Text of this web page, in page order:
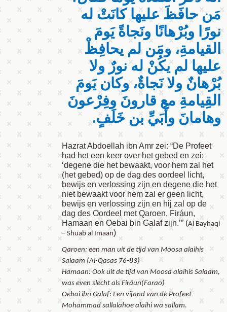
مَن حافَظَ عليها كانَتْ له
نورًا وبُرْهانًا ونَجاةً يَومَ
القيامةِ، ومَن لم يحافِظْ
عليها لم يكُنْ له نورٌ ولا
بُرْهانٌ ولا نَجاةٌ، وكان يَومَ
القِيامةِ مع قارونَ وفِرْعونَ
وهامانَ وأُبَيِّ بن خَلَفٍ.
Hazrat Abdoellah ibn Amr zei: “De Profeet
had het een keer over het gebed en zei:
‘degene die het bewaakt, voor hem zal het
(het gebed) op de dag des oordeel licht,
bewijs en verlossing zijn en degene die het
niet bewaakt voor hem zal er geen licht,
bewijs en verlossing zijn en hij zal op de
dag des Oordeel met Qaroen, Firáun,
Hamaan en Oebai bin Galaf zijn.’” (Al Bayhaqi
– Shuab al Imaan)
Qaroen: een man uit de tijd van Moosa alaihis
Salaam (Al-Qasas 76-83)
Hamaan: Ook uit de tijd van Moosa alaihis Salaam,
was even slecht als Firáun(Farao)
Oebai ibn Galaf: Een vijand van de Profeet
Mohammad sallalahoe alaihi wa sallam.